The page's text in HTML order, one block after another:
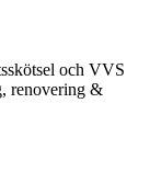
och VVS
renovering &